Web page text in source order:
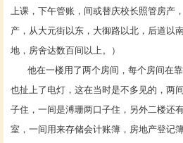
上课，下午管账，间或替庆校长照管房产
产，从大元街以东，大御路以北，后道以
地，房舍达数百间以上。）
他在一楼用了两个房间，每个房间在靠
也扯上了电灯，这在当时是不多见的，两
子住，一间是溥珊两口子住，另外二楼还
室，一间用来存储会计账簿，房地产登记